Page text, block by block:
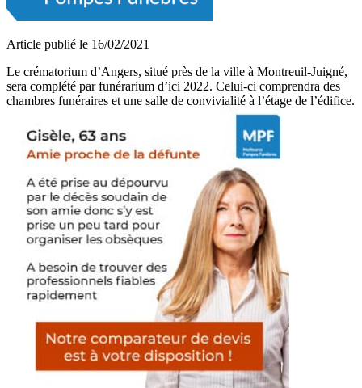
Article publié le 16/02/2021
Le crématorium d’Angers, situé près de la ville à Montreuil-Juigné,
sera complété par funérarium d’ici 2022. Celui-ci comprendra des
chambres funéraires et une salle de convivialité à l’étage de l’édifice.